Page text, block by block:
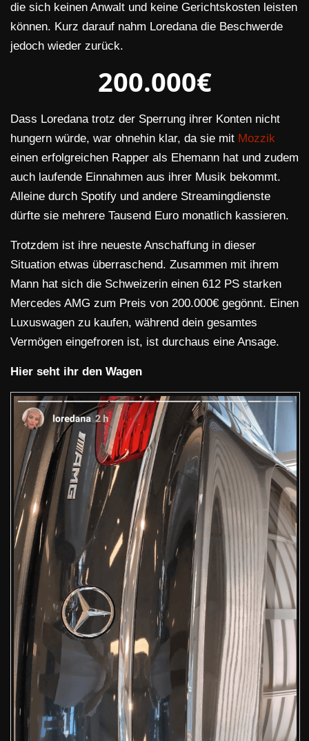
die sich keinen Anwalt und keine Gerichtskosten leisten
können. Kurz darauf nahm Loredana die Beschwerde
jedoch wieder zurück.
200.000€
Dass Loredana trotz der Sperrung ihrer Konten nicht
hungern würde, war ohnehin klar, da sie mit Mozzik
einen erfolgreichen Rapper als Ehemann hat und zudem
auch laufende Einnahmen aus ihrer Musik bekommt.
Alleine durch Spotify und andere Streamingdienste
dürfte sie mehrere Tausend Euro monatlich kassieren.
Trotzdem ist ihre neueste Anschaffung in dieser
Situation etwas überraschend. Zusammen mit ihrem
Mann hat sich die Schweizerin einen 612 PS starken
Mercedes AMG zum Preis von 200.000€ gegönnt. Einen
Luxuswagen zu kaufen, während dein gesamtes
Vermögen eingefroren ist, ist durchaus eine Ansage.
Hier seht ihr den Wagen